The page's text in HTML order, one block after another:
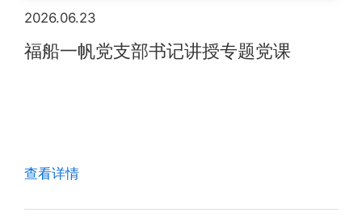
2026.06.23
福船一帆党支部书记讲授专题党课
查看详情